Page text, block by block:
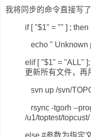
我将同步的命令直接写
if [ "$1" = "" ] ;
echo " Unknown
elif [ "$1" = "ALL"
更新所有文件，再
svn up /svn/
rsync -tgorh --
/u1/toptest/topcust/
else #参数为指定